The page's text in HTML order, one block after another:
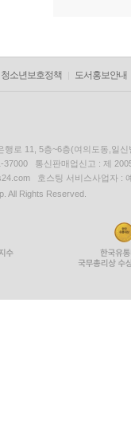
청소년보호정책 도서홍보안내
행로 11, 5층~6층(여의도동,일신
37000 통신판매업신고 : 제
호스팅 서비스사업자 :
All Rights Reserved.